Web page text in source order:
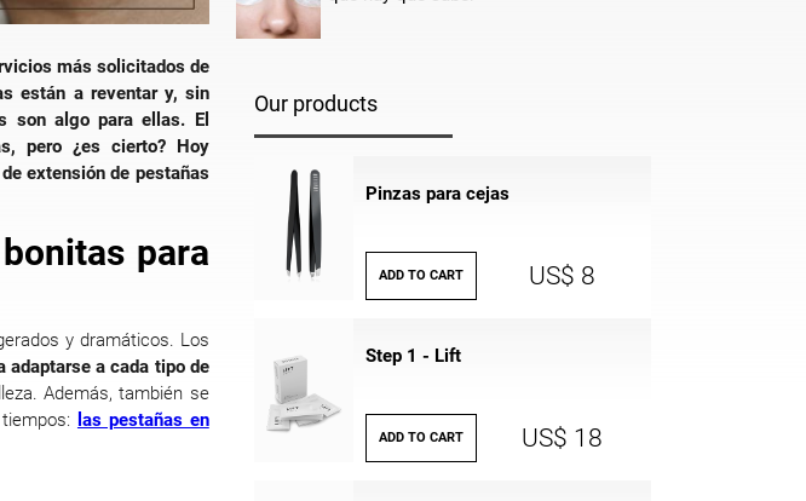
más solicitados de
están a reventar y, sin
son algo para ellas. El
pero ¿es cierto? Hoy
extensión de pestañas
para
y dramáticos. Los
adaptarse a cada tipo de
Además, también se
las pestañas en
Our products
Pinzas para cejas
ADD TO CART US$ 8
Step 1 - Lift
ADD TO CART US$ 18